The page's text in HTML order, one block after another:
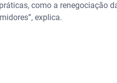
como a renegociação
explica.